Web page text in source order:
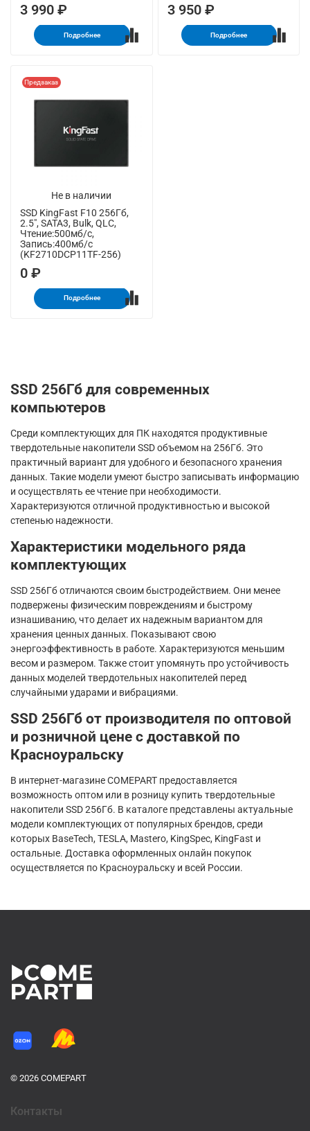
3 990 ₽
Подробнее
3 950 ₽
Подробнее
Не в наличии
Предзаказ
SSD KingFast F10 256Гб,
2.5", SATA3, Bulk, QLC,
Чтение:500мб/с,
Запись:400мб/с
(KF2710DCP11TF-256)
0 ₽
Подробнее
SSD 256Гб для современных
компьютеров
Среди комплектующих для ПК находятся продуктивные
твердотельные накопители SSD объемом на 256Гб. Это
практичный вариант для удобного и безопасного хранения
данных. Такие модели умеют быстро записывать информацию
и осуществлять ее чтение при необходимости.
Характеризуются отличной продуктивностью и высокой
степенью надежности.
Характеристики модельного ряда
комплектующих
SSD 256Гб отличаются своим быстродействием. Они менее
подвержены физическим повреждениям и быстрому
изнашиванию, что делает их надежным вариантом для
хранения ценных данных. Показывают свою
энергоэффективность в работе. Характеризуются меньшим
весом и размером. Также стоит упомянуть про устойчивость
данных моделей твердотельных накопителей перед
случайными ударами и вибрациями.
SSD 256Гб от производителя по оптовой
и розничной цене с доставкой по
Красноуральску
В интернет-магазине COMEPART предоставляется
возможность оптом или в розницу купить твердотельные
накопители SSD 256Гб. В каталоге представлены актуальные
модели комплектующих от популярных брендов, среди
которых BaseTech, TESLA, Mastero, KingSpec, KingFast и
остальные. Доставка оформленных онлайн покупок
осуществляется по Красноуральску и всей России.
© 2026 COMEPART
Контакты